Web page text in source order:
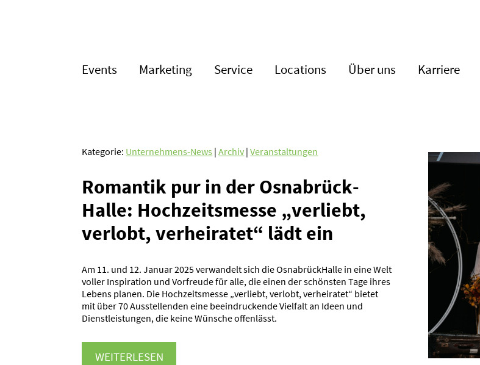
Events Marketing Service Locations Über uns Karriere
Kategorie: Unternehmens-News |Archiv |Veranstaltungen
Romantik pur in der Osnabrück­
Halle: Hochzeits­messe „verliebt,
verlobt, verhei­ratet“ lädt ein
Am 11. und 12. Januar 2025 verwandelt sich die OsnabrückHalle in eine Welt
voller Inspiration und Vorfreude für alle, die einen der schönsten Tage ihres
Lebens planen. Die Hochzeitsmesse „verliebt, verlobt, verheiratet“ bietet
mit über 70 Ausstellenden eine beeindruckende Vielfalt an Ideen und
Dienstleistungen, die keine Wünsche offenlässt.
WEITERLESEN